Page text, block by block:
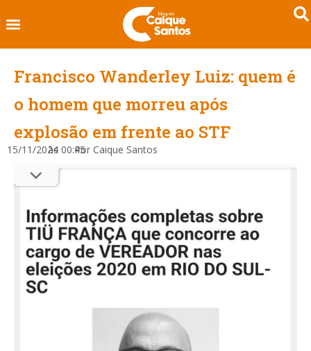
Francisco Wanderley Luiz: quem é
o homem que morreu após
explosão em frente ao STF
15/11/2024
às 00:45
Por Caique Santos